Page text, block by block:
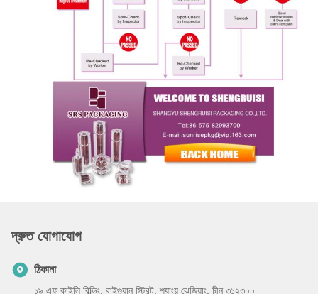
দ্রুত যোগাযোগ
ঠিকানা
১৯ এফ কাইলি বিল্ডিং, বাইগুয়ান স্ট্রিট, শ্যাংয়ু ঝেজিয়াং, চীন ৩১২৩০০